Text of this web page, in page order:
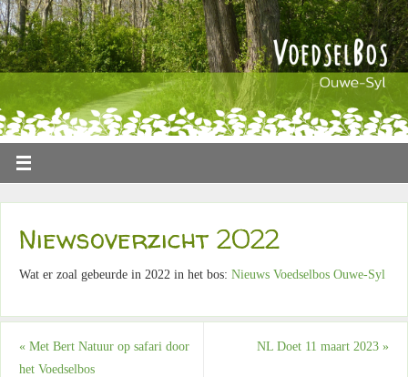
Niewsoverzicht 2022
Wat er zoal gebeurde in 2022 in het bos:Nieuws Voedselbos Ouwe-Syl
« Met Bert Natuur op safari door
het Voedselbos
NL Doet 11 maart 2023 »